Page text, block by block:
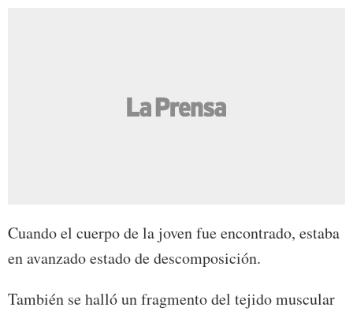
Cuando el cuerpo de la joven fue encontrado, estaba
en avanzado estado de descomposición.
También se halló un fragmento del tejido muscular